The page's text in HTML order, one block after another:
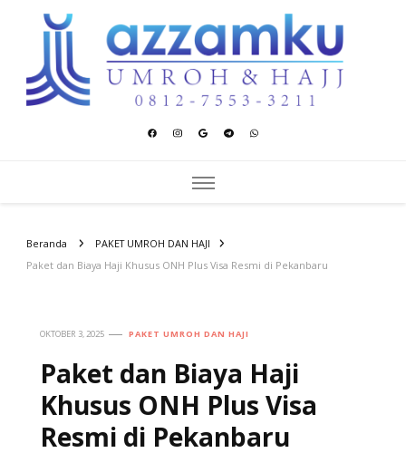
Azzamku Umroh dan Hajj
Beranda
PAKET UMROH DAN HAJI
Paket dan Biaya Haji Khusus ONH Plus Visa Resmi di Pekanbaru
OKTOBER 3, 2025 PAKET UMROH DAN HAJI
Paket dan Biaya Haji
Khusus ONH Plus Visa
Resmi di Pekanbaru